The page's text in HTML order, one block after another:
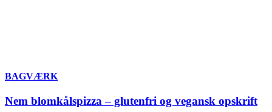
BAGVÆRK
Nem blomkålspizza – glutenfri og vegansk opskrift